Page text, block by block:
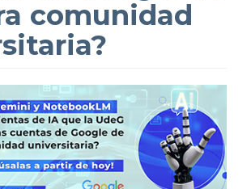
comunidad